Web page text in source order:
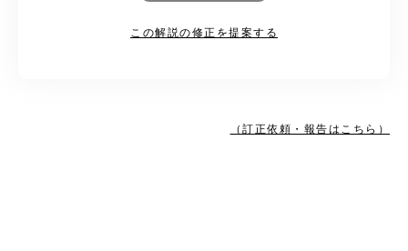
この解説の修正を提案する
（訂正依頼・報告はこちら）